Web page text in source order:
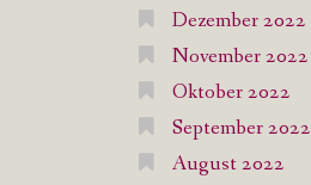
Dezember 2022
November 2022
Oktober 2022
September 2022
August 2022